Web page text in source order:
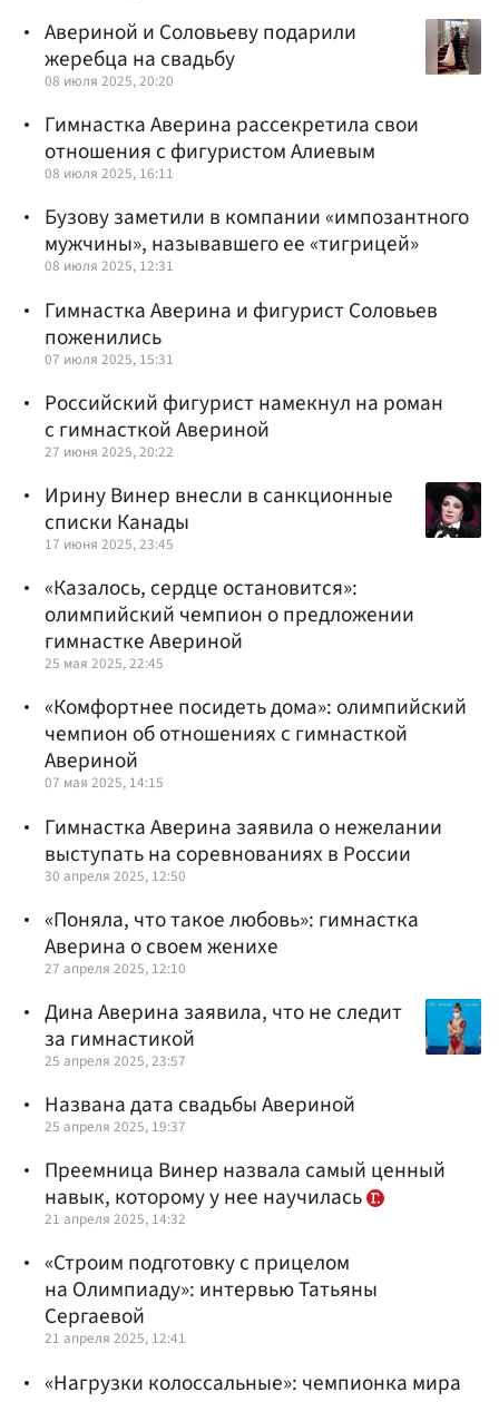
Авериной и Соловьеву подарили
жеребца на свадьбу
08 июля 2025, 20:20
Гимнастка Аверина рассекретила свои
отношения с фигуристом Алиевым
08 июля 2025, 16:11
Бузову заметили в компании «импозантного
мужчины», называвшего ее «тигрицей»
08 июля 2025, 12:31
Гимнастка Аверина и фигурист Соловьев
поженились
07 июля 2025, 15:31
Российский фигурист намекнул на роман
с гимнасткой Авериной
27 июня 2025, 20:22
Ирину Винер внесли в санкционные
списки Канады
17 июня 2025, 23:45
«Казалось, сердце остановится»:
олимпийский чемпион о предложении
гимнастке Авериной
25 мая 2025, 22:45
«Комфортнее посидеть дома»: олимпийский
чемпион об отношениях с гимнасткой
Авериной
07 мая 2025, 14:15
Гимнастка Аверина заявила о нежелании
выступать на соревнованиях в России
30 апреля 2025, 12:50
«Поняла, что такое любовь»: гимнастка
Аверина о своем женихе
27 апреля 2025, 12:10
Дина Аверина заявила, что не следит
за гимнастикой
25 апреля 2025, 23:57
Названа дата свадьбы Авериной
25 апреля 2025, 19:37
Преемница Винер назвала самый ценный
навык, которому у нее научилась
21 апреля 2025, 14:32
«Строим подготовку с прицелом
на Олимпиаду»: интервью Татьяны
Сергаевой
21 апреля 2025, 12:41
«Нагрузки колоссальные»: чемпионка мира